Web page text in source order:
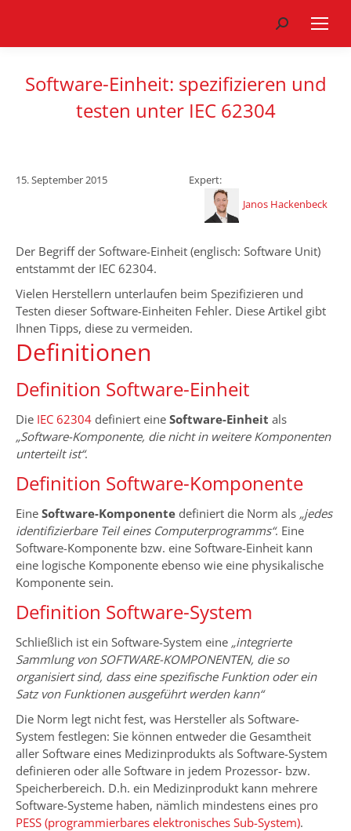
Search:
Software-Einheit: spezifizieren und
testen unter IEC 62304
15. September 2015
Expert:
Janos Hackenbeck
Der Begriff der Software-Einheit (englisch: Software Unit)
entstammt der IEC 62304.
Vielen Herstellern unterlaufen beim Spezifizieren und
Testen dieser Software-Einheiten Fehler. Diese Artikel gibt
Ihnen Tipps, diese zu vermeiden.
Definitionen
Definition Software-Einheit
Die IEC 62304 definiert eine Software-Einheit als
„Software-Komponente, die nicht in weitere Komponenten
unterteilt ist“.
Definition Software-Komponente
Eine Software-Komponente definiert die Norm als „jedes
identifizierbare Teil eines Computerprogramms“. Eine
Software-Komponente bzw. eine Software-Einheit kann
eine logische Komponente ebenso wie eine physikalische
Komponente sein.
Definition Software-System
Schließlich ist ein Software-System eine „integrierte
Sammlung von SOFTWARE-KOMPONENTEN, die so
organisiert sind, dass eine spezifische Funktion oder ein
Satz von Funktionen ausgeführt werden kann“
Die Norm legt nicht fest, was Hersteller als Software-
System festlegen: Sie können entweder die Gesamtheit
aller Software eines Medizinprodukts als Software-System
definieren oder alle Software in jedem Prozessor- bzw.
Speicherbereich. D.h. ein Medizinprodukt kann mehrere
Software-Systeme haben, nämlich mindestens eines pro
PESS (programmierbares elektronisches Sub-System).